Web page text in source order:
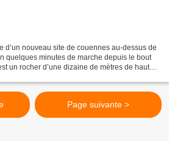
d’un nouveau site de couennes au-dessus de
quelques minutes de marche depuis le bout
un rocher d’une dizaine de mètres de haut
Page suivante >